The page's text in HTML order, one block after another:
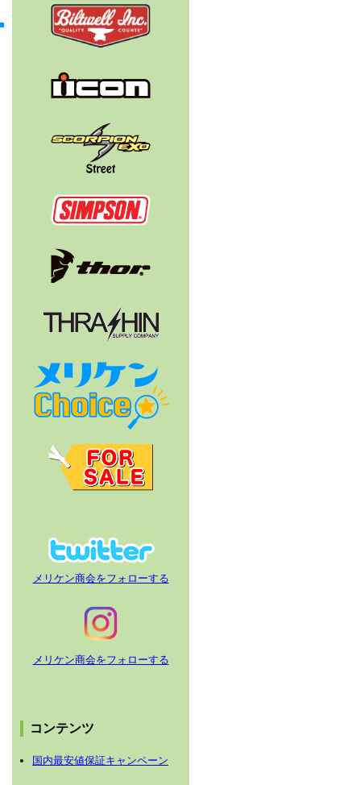
メリケン商会をフォローする
メリケン商会をフォローする
コンテンツ
国内最安値保証キャンペーン